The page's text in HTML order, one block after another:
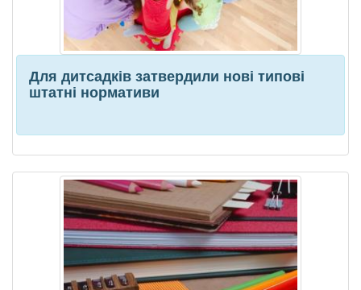
Для дитсадків затвердили нові типові
штатні нормативи